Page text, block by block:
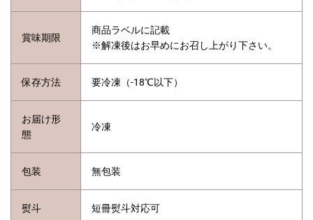
賞味期限
商品ラベルに記載
※解凍後はお早めにお召し上がり下さい。
保存方法 要冷凍（-18℃以下）
お届け形
態
冷凍
包装 無包装
熨斗 短冊熨斗対応可